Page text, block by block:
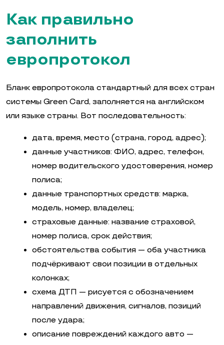
Как правильно
заполнить
европротокол
Бланк европротокола стандартный для всех стран
системы Green Card, заполняется на английском
или языке страны. Вот последовательность:
дата, время, место (страна, город, адрес);
данные участников: ФИО, адрес, телефон,
номер водительского удостоверения, номер
полиса;
данные транспортных средств: марка,
модель, номер, владелец;
страховые данные: название страховой,
номер полиса, срок действия;
обстоятельства события — оба участника
подчёркивают свои позиции в отдельных
колонках;
схема ДТП — рисуется с обозначением
направлений движения, сигналов, позиций
после удара;
описание повреждений каждого авто —